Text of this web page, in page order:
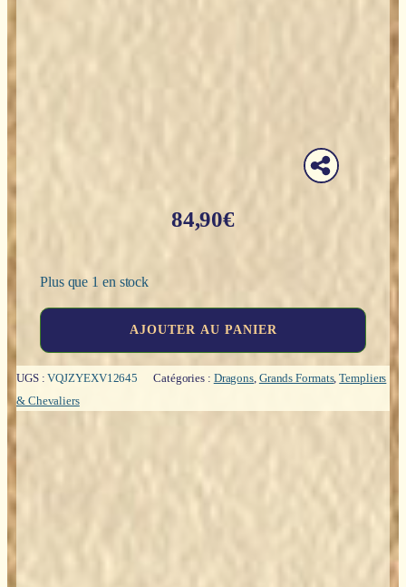
84,90€
Plus que 1 en stock
Templier
la
AJOUTER AU PANIER
UGS :VQJZYEXV12645 Catégories : Dragons, Grands Formats,Templiers
& Chevaliers